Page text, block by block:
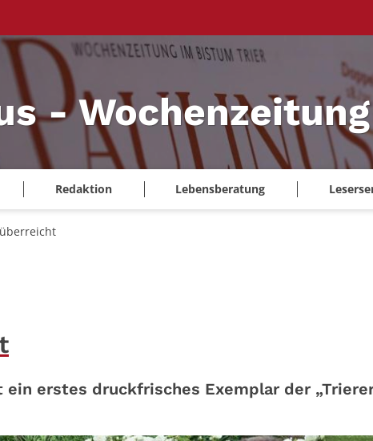
-
Redaktion Lebensberatung
ein erstes druckfrisches Exemplar der